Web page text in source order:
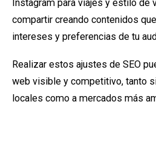
Instagram para viajes y estilo de
compartir creando contenidos
intereses y preferencias de tu
Realizar estos ajustes de SEO
web visible y competitivo, tanto
locales como a mercados más